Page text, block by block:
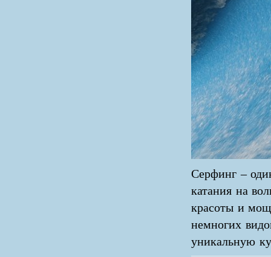
Серфинг –
катания на
красоты и
немногих
уникальную